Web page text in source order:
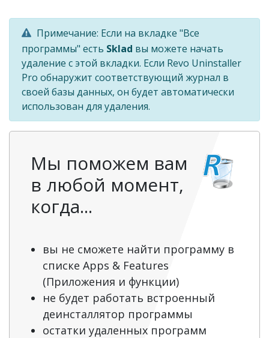
Примечание: Если на вкладке "Все
программы" есть Sklad вы можете начать
удаление с этой вкладки. Если Revo Uninstaller
Pro обнаружит соответствующий журнал в
своей базы данных, он будет автоматически
использован для удаления.
Мы поможем вам
в любой момент,
когда...
вы не сможете найти программу в
списке Apps & Features
(Приложения и функции)
не будет работать встроенный
деинсталлятор программы
остатки удаленных программ